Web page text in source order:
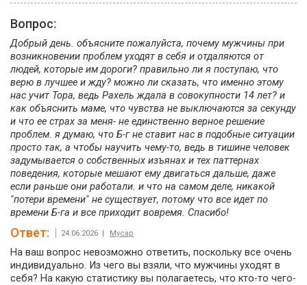
Вопрос:
Добрый день. объясните пожалуйста, почему мужчины при
возникновении проблем уходят в себя и отдаляются от
людей, которые им дороги? правильно ли я поступаю, что
верю в лучшее и жду? можно ли сказать, что именно этому
нас учит Тора, ведь Рахель ждала в совокупности 14 лет? и
как объяснить маме, что чувства не выключаются за секунду
и что ее страх за меня- не единственно верное решение
проблем. я думаю, что Б-г не ставит нас в подобные ситуации
просто так, а чтобы научить чему-то, ведь в тишине человек
задумывается о собственных изъянах и тех паттернах
поведения, которые мешают ему двигаться дальше, даже
если раньше они работали. и что на самом деле, никакой
"потери времени" не существует, потому что все идет по
времени Б-га и все приходит вовремя. Спасибо!
Ответ: 24.06.2026 | Мусар
На ваш вопрос невозможно ответить, поскольку все очень
индивидуально. Из чего вы взяли, что мужчины уходят в
себя? На какую статистику вы полагаетесь, что кто-то чего-